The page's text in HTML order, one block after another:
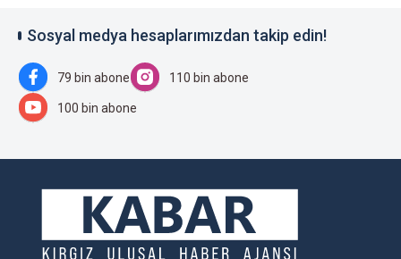
Sosyal medya hesaplarımızdan takip edin!
79 bin abone 110 bin abone
100 bin abone